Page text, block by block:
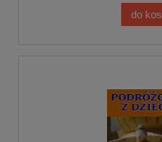
do